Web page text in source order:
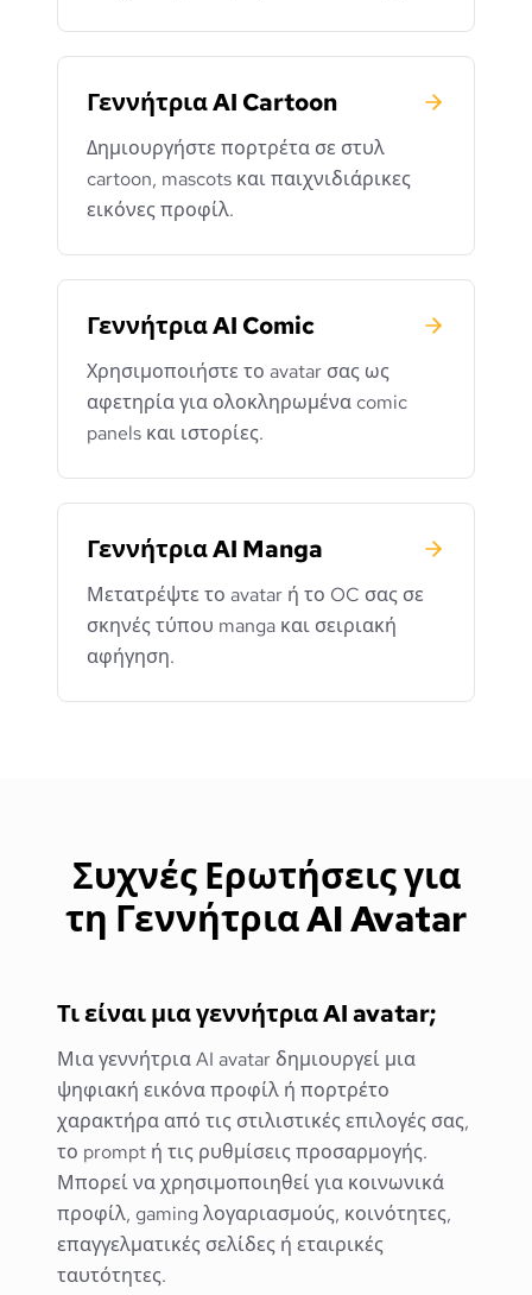
Γεννήτρια AI Cartoon
Δημιουργήστε πορτρέτα σε στυλ
cartoon, mascots και παιχνιδιάρικες
εικόνες προφίλ.
Γεννήτρια AI Comic
Χρησιμοποιήστε το avatar σας ως
αφετηρία για ολοκληρωμένα comic
panels και ιστορίες.
Γεννήτρια AI Manga
Μετατρέψτε το avatar ή το OC σας σε
σκηνές τύπου manga και σειριακή
αφήγηση.
Συχνές Ερωτήσεις για
τη Γεννήτρια AI Avatar
Τι είναι μια γεννήτρια AI avatar;
Μια γεννήτρια AI avatar δημιουργεί μια
ψηφιακή εικόνα προφίλ ή πορτρέτο
χαρακτήρα από τις στιλιστικές επιλογές σας,
το prompt ή τις ρυθμίσεις προσαρμογής.
Μπορεί να χρησιμοποιηθεί για κοινωνικά
προφίλ, gaming λογαριασμούς, κοινότητες,
επαγγελματικές σελίδες ή εταιρικές
ταυτότητες.